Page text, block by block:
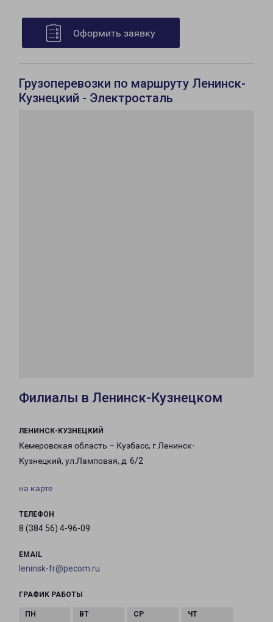
Оформить заявку
Грузоперевозки по маршруту Ленинск-
Кузнецкий - Электросталь
Филиалы в Ленинск-Кузнецком
ЛЕНИНСК-КУЗНЕЦКИЙ
Кемеровская область – Кузбасс, г.Ленинск-
Кузнецкий, ул.Ламповая, д. 6/2
на карте
ТЕЛЕФОН
8 (384 56) 4-96-09
EMAIL
leninsk-fr@pecom.ru
ГРАФИК РАБОТЫ